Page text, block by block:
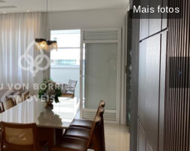
Mais fotos